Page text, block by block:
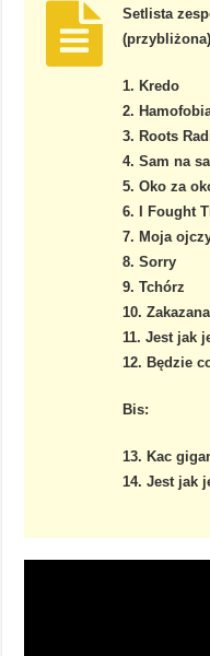
Setlista
1. Kredo
2.
3. Roots
4. Sam na
5. Oko za
6. I Fought
7. Moja
8. Sorry
9. Tchórz
10.
11. Jest jak
12. Będzie
Bis:
13. Kac
14. Jest jak